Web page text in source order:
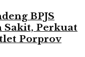
BPJS
Sakit, Perkuat
Porprov